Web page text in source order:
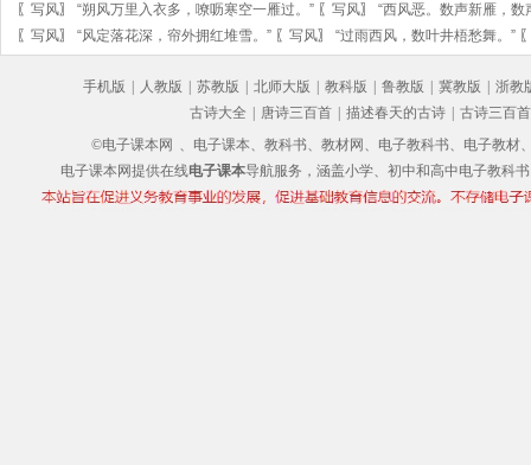
〖 写风〗 “朔风万里入衣多，嘹呖寒空一雁过。” 〖 写风〗 “西风恶。数声新雁，数
〖 写风〗 “风定落花深，帘外拥红堆雪。” 〖 写风〗 “过雨西风，数叶井梧愁舞。”
手机版 人教版 苏教版 北师大版 教科版 鲁教版 冀教版
浙教
古诗大全
唐诗三百首 描述春天的古诗
古诗三百首
©电子课本网 、电子课本、教科书、教材网、电子教科书、电子教材
电子课本网提供在线电子课本导航服务，涵盖小学、初中和高中电子教科